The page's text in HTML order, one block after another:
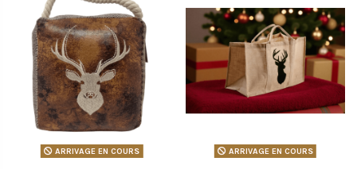
ARRIVAGE EN COURS ARRIVAGE EN COURS